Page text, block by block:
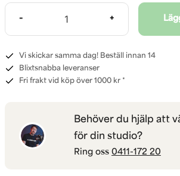
- +
Vi skickar samma dag! Beställ innan 14
Blixtsnabba leveranser
Fri frakt vid köp över 1000 kr *
Behöver du hjälp att
för din studio?
Ring oss 0411-172 20